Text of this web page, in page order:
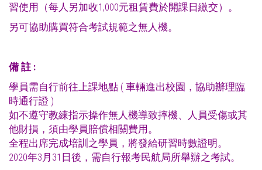
習使用（每人另加收1,000元租賃費於開課日繳交）。
另可協助購買符合考試規範之無人機。
備 註 :
學員需自行前往上課地點 ( 車輛進出校園，協助辦理臨
時通行證 )
如不遵守教練指示操作無人機導致摔機、人員受傷或其
他財損，須由學員賠償相關費用。
全程出席完成培訓之學員，將發給研習時數證明。
2020年3月31日後，需自行報考民航局所舉辦之考試。